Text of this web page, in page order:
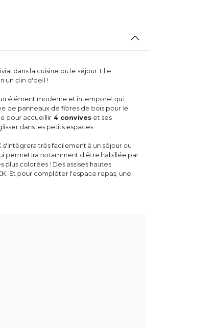
dans la cuisine ou le séjour. Elle
un clin d'oeil !
élément moderne et intemporel qui
de panneaux de fibres de bois pour le
pour accueillir 4 convives et ses
dans les petits espaces.
s'intègrera très facilement à un séjour ou
permettra notamment d'être habillée par
plus colorées ! Des assises hautes
Et pour compléter l'espace repas, une